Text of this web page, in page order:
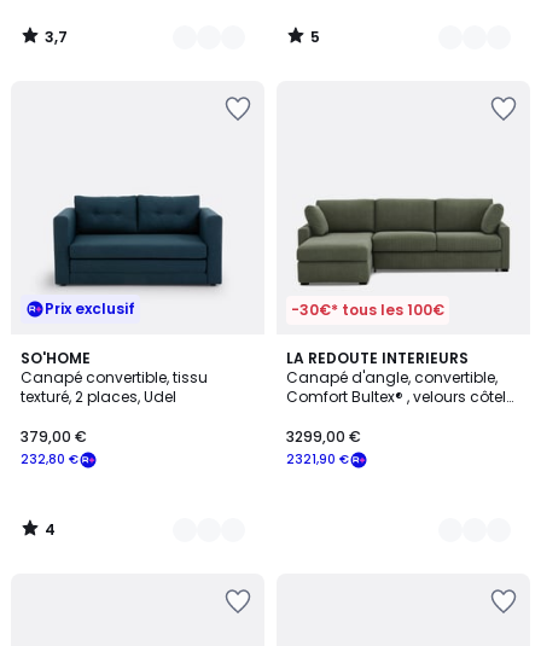
3,7
/
5
/
Prix exclusif
SO'HOME
Canapé convertible, tissu
texturé, 2 places, Udel
232,80 €
379,00 €
4
/
5
3
Couleurs
4
/
-30€* tous les 100€
LA REDOUTE INTERIEURS
Canapé d'angle, convertible,
Comfort Bultex® , velours côtelé
2321,90 €
3299,00 €
5
Couleurs